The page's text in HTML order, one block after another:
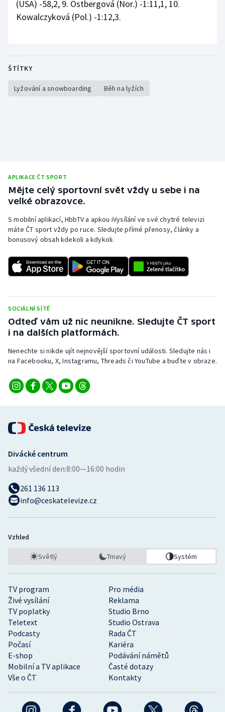
(USA) -58,2, 9. Östbergová (Nor.) -1:11,1, 10.
Kowalczyková (Pol.) -1:12,3.
ŠTÍTKY
Lyžování a snowboarding Běh na lyžích
APLIKACE ČT SPORT
Mějte celý sportovní svět vždy u sebe i na
velké obrazovce.
S mobilní aplikací, HbbTV a apkou iVysílání ve své chytré televizi
máte ČT sport vždy po ruce. Sledujte přímé přenosy, články a
bonusový obsah kdekoli a kdykoli.
SOCIÁLNÍ SÍTĚ
Odteď vám už nic neunikne. Sledujte ČT sport
i na dalších platformách.
Nenechte si nikde ujít nejnovější sportovní události. Sledujte nás i
na Facebooku, X, Instagramu, Threads či YouTube a buďte v obraze.
TV program
Pro média
Živé vysílání
Reklama
TV poplatky
Studio Brno
Teletext
Studio Ostrava
Podcasty
Rada ČT
Počasí
Kariéra
E-shop
Podávání námětů
Mobilní a TV aplikace
Časté dotazy
Vše o ČT
Kontakty
Divácké centrum
každý všední den:8:00—16:00 hodin
261 136 113
info@ceskatelevize.cz
Vzhled
Světlý Tmavý Systém